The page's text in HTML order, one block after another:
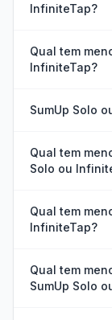
InfiniteTap?
Qual tem
InfiniteTap?
SumUp Solo
Qual tem
Solo ou
Qual tem
InfiniteTap?
Qual tem
SumUp Solo